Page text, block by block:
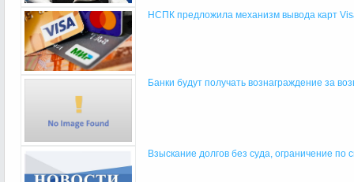
НСПК предложила механизм вывода карт
Банки будут получать вознаграждение за
Взыскание долгов без суда, ограничение по